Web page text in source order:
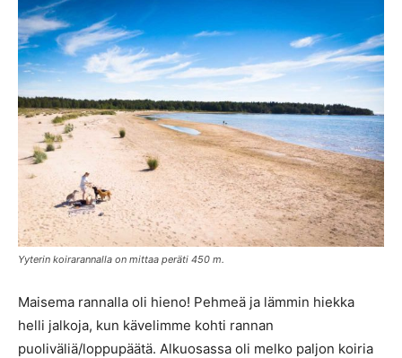
Yyterin koirarannalla on mittaa peräti 450 m.
Maisema rannalla oli hieno! Pehmeä ja lämmin hiekka
helli jalkoja, kun kävelimme kohti rannan
puoliväliä/loppupäätä. Alkuosassa oli melko paljon koiria